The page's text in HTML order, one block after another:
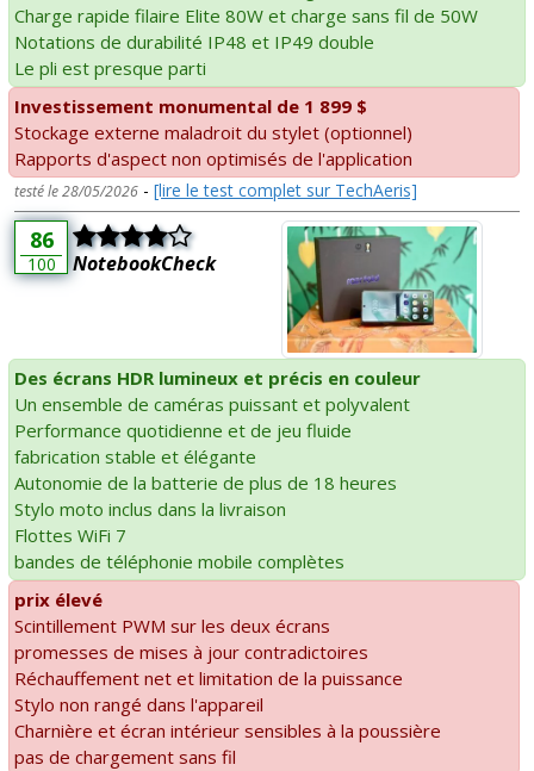
Charge rapide filaire Elite 80W et charge sans fil de 50W
Notations de durabilité IP48 et IP49 double
Le pli est presque parti
Investissement monumental de 1 899 $
Stockage externe maladroit du stylet (optionnel)
Rapports d'aspect non optimisés de l'application
testé le 28/05/2026 - [lire le test complet sur TechAeris]
86
100 NotebookCheck
Des écrans HDR lumineux et précis en couleur
Un ensemble de caméras puissant et polyvalent
Performance quotidienne et de jeu fluide
fabrication stable et élégante
Autonomie de la batterie de plus de 18 heures
Stylo moto inclus dans la livraison
Flottes WiFi 7
bandes de téléphonie mobile complètes
prix élevé
Scintillement PWM sur les deux écrans
promesses de mises à jour contradictoires
Réchauffement net et limitation de la puissance
Stylo non rangé dans l'appareil
Charnière et écran intérieur sensibles à la poussière
pas de chargement sans fil